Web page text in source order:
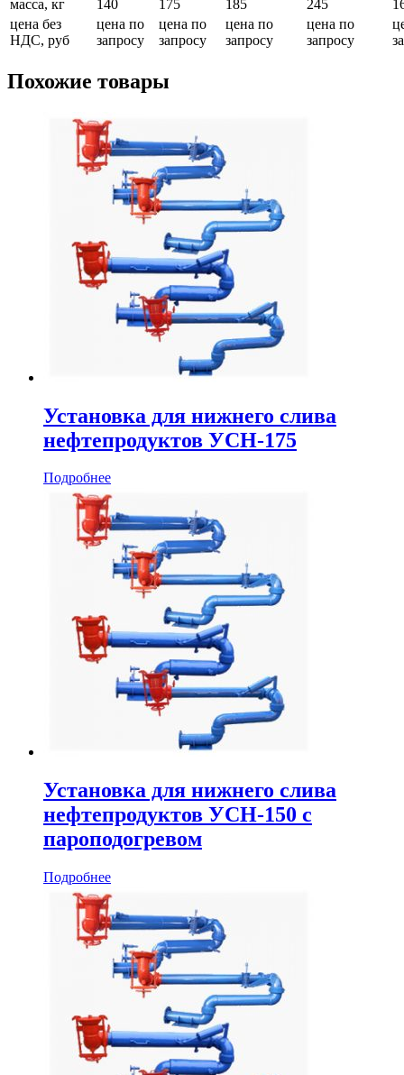
масса, кг 140 175 185 245
цена без
НДС, руб
цена по
запросу
цена по
запросу
цена по
запросу
цена по
запросу
Похожие товары
Установка для нижнего слива
нефтепродуктов УСН-175
Подробнее
Установка для нижнего слива
нефтепродуктов УСН-150 с
пароподогревом
Подробнее